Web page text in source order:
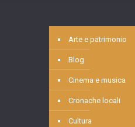
Arte e patrimonio
Blog
Cinema e musica
Cronache locali
Cultura